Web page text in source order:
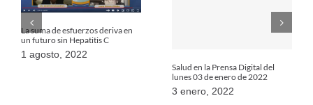
La suma de esfuerzos deriva en
un futuro sin Hepatitis C
1 agosto, 2022
Salud en la Prensa Digital del
lunes 03 de enero de 2022
3 enero, 2022